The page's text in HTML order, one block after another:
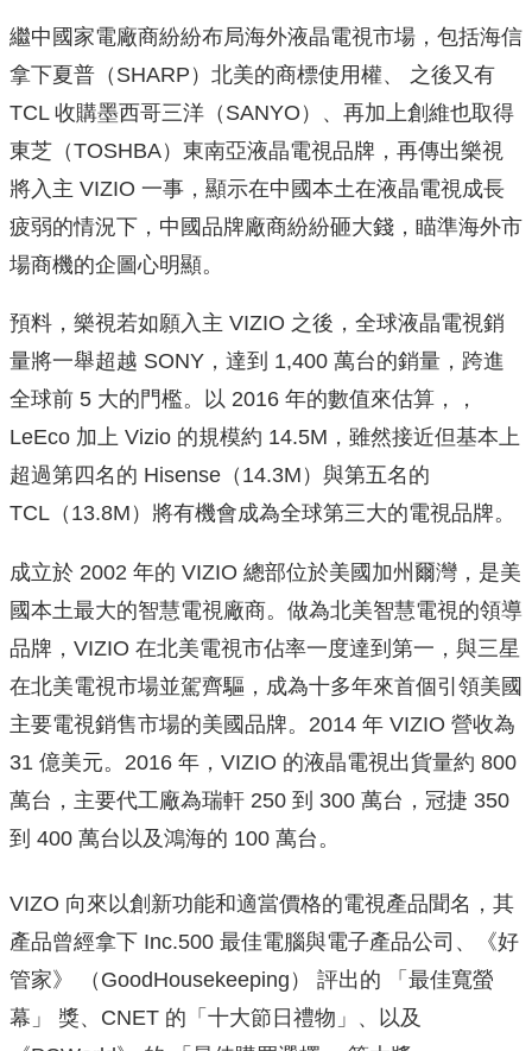
繼中國家電廠商紛紛布局海外液晶電視市場，包括海信
拿下夏普（SHARP）北美的商標使用權、 之後又有
TCL 收購墨西哥三洋（SANYO）、再加上創維也取得
東芝（TOSHBA）東南亞液晶電視品牌，再傳出樂視
將入主 VIZIO 一事，顯示在中國本土在液晶電視成長
疲弱的情況下，中國品牌廠商紛紛砸大錢，瞄準海外市
場商機的企圖心明顯。
預料，樂視若如願入主 VIZIO 之後，全球液晶電視銷
量將一舉超越 SONY，達到 1,400 萬台的銷量，跨進
全球前 5 大的門檻。以 2016 年的數值來估算，，
LeEco 加上 Vizio 的規模約 14.5M，雖然接近但基本上
超過第四名的 Hisense（14.3M）與第五名的
TCL（13.8M）將有機會成為全球第三大的電視品牌。
成立於 2002 年的 VIZIO 總部位於美國加州爾灣，是美
國本土最大的智慧電視廠商。做為北美智慧電視的領導
品牌，VIZIO 在北美電視市佔率一度達到第一，與三星
在北美電視市場並駕齊驅，成為十多年來首個引領美國
主要電視銷售市場的美國品牌。2014 年 VIZIO 營收為
31 億美元。2016 年，VIZIO 的液晶電視出貨量約 800
萬台，主要代工廠為瑞軒 250 到 300 萬台，冠捷 350
到 400 萬台以及鴻海的 100 萬台。
VIZO 向來以創新功能和適當價格的電視產品聞名，其
產品曾經拿下 Inc.500 最佳電腦與電子產品公司、《好
管家》 （GoodHousekeeping） 評出的 「最佳寬螢
幕」 獎、CNET 的「十大節日禮物」、以及